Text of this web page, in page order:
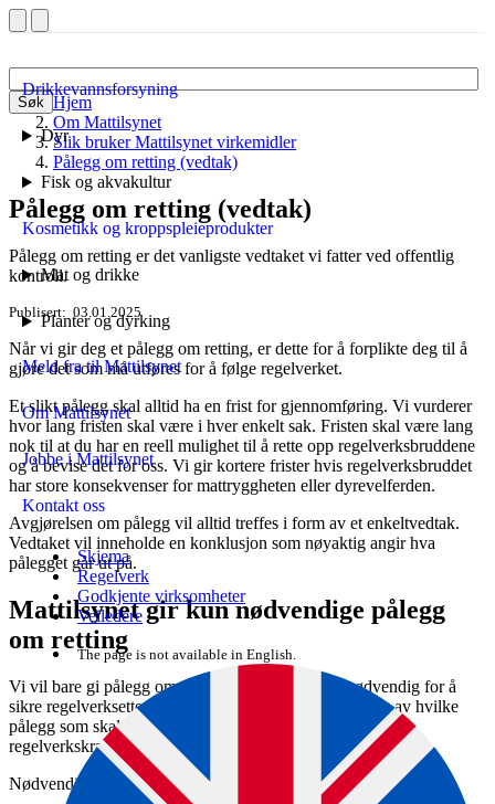
Søk
Drikkevannsforsyning
Dyr
Fisk og akvakultur
Kosmetikk og kroppspleieprodukter
Mat og drikke
Planter og dyrking
Meld fra til Mattilsynet
Om Mattilsynet
Jobbe i Mattilsynet
Kontakt oss
Skjema
Regelverk
Godkjente virksomheter
Veiledere
The page is not available in English.
Hjem
Om Mattilsynet
Slik bruker Mattilsynet virkemidler
Pålegg om retting (vedtak)
Pålegg om retting (vedtak)
Pålegg om retting er det vanligste vedtaket vi fatter ved offentlig
kontroll.
Publisert 03.01.2025
Når vi gir deg et pålegg om retting, er dette for å forplikte deg til å
gjøre det som må utføres for å følge regelverket.
Et slikt pålegg skal alltid ha en frist for gjennomføring. Vi vurderer
hvor lang fristen skal være i hver enkelt sak. Fristen skal være lang
nok til at du har en reell mulighet til å rette opp regelverksbruddene
og å bevise det for oss. Vi gir kortere frister hvis regelverksbruddet
har store konsekvenser for mattryggheten eller dyrevelferden.
Avgjørelsen om pålegg vil alltid treffes i form av et enkeltvedtak.
Vedtaket vil inneholde en konklusjon som nøyaktig angir hva
pålegget går ut på.
Mattilsynet gir kun nødvendige pålegg
om retting
Vi vil bare gi pålegg om retting som vi mener er nødvendig for å
sikre regelverksetterlevelse. Vi gjør en faglig vurdering av hvilke
pålegg som skal gis opp mot den aktuelle situasjonen og
regelverkskravet.
Nødvendighetsvurderingen kan deles inn i tre: